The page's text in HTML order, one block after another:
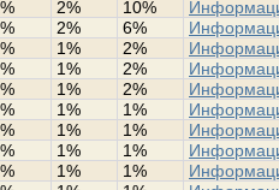
2% 10%
2% 6%
1% 2%
1% 2%
1% 2%
1% 1%
1% 1%
1% 1%
1% 1%